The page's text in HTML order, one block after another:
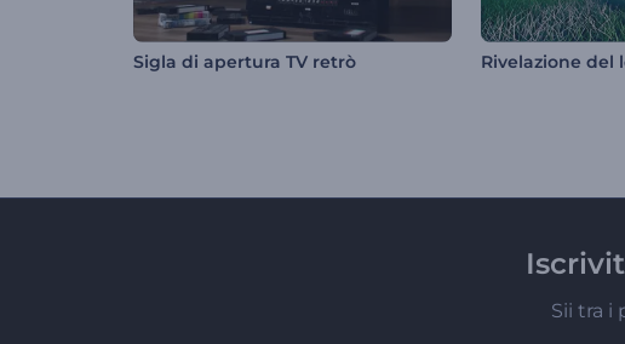
Sigla di apertura TV retrò
Sii tra i